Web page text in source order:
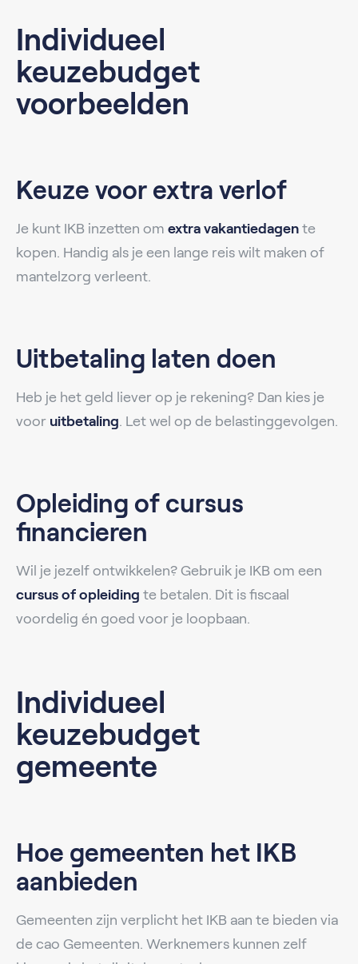
Individueel
keuzebudget
voorbeelden
Keuze voor extra verlof
Je kunt IKB inzetten om extra vakantiedagen te
kopen. Handig als je een lange reis wilt maken of
mantelzorg verleent.
Uitbetaling laten doen
Heb je het geld liever op je rekening? Dan kies je
voor uitbetaling. Let wel op de belastinggevolgen.
Opleiding of cursus
financieren
Wil je jezelf ontwikkelen? Gebruik je IKB om een
cursus of opleiding te betalen. Dit is fiscaal
voordelig én goed voor je loopbaan.
Individueel
keuzebudget
gemeente
Hoe gemeenten het IKB
aanbieden
Gemeenten zijn verplicht het IKB aan te bieden via
de cao Gemeenten. Werknemers kunnen zelf